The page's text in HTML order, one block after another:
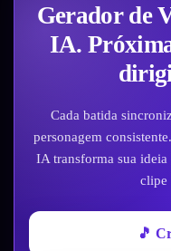
Gerador de
IA.
Cada batida
personagem
IA transforma sua
clipe
🎵